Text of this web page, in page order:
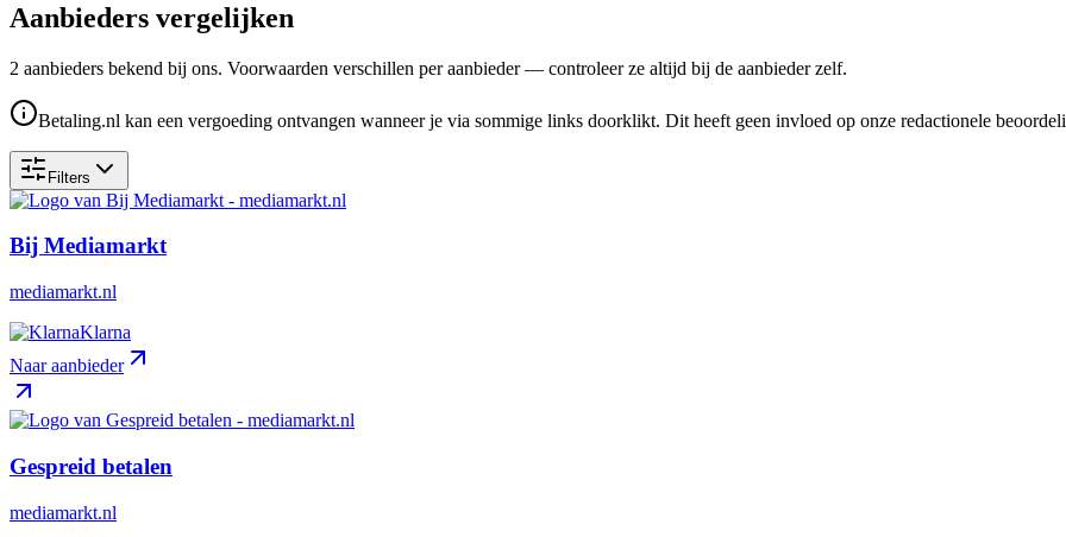
Aanbieders vergelijken
2 aanbieders bekend bij ons. Voorwaarden verschillen per aanbieder — controleer ze altijd bij de aanbieder zelf.
Betaling.nl kan een vergoeding ontvangen wanneer je via sommige links doorklikt. Dit heeft geen invloed op onze redactionele
Filters
Bij Mediamarkt
mediamarkt.nl
Klarna
Naar aanbieder
Gespreid betalen
mediamarkt.nl